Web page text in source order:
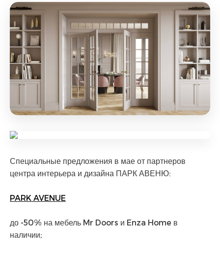
Специальные предложения в мае от партнеров
центра интерьера и дизайна ПАРК АВЕНЮ:
PARK AVENUE
до -50% на мебель Mr Doors и Enza Home в
наличии;